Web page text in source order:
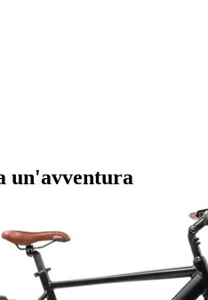
un'avventura